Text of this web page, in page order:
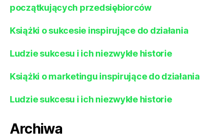
początkujących przedsiębiorców
Książki o sukcesie inspirujące do działania
Ludzie sukcesu i ich niezwykłe historie
Książki o marketingu inspirujące do działania
Ludzie sukcesu i ich niezwykłe historie
Archiwa